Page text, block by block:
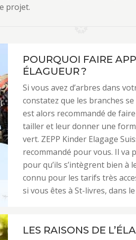
projet.
POURQUOI FAIRE
ÉLAGUEUR ?
Si vous avez d’arbres dans
constatez que les branches
est alors recommandé de
tailler et leur donner une
vert. ZEPP Kinder Elagage
recommandé pour vous. Il va
pour qu’ils s’intègrent bien à
connu pour les tarifs très
si vous êtes à St-livres, dans le
LES RAISONS DE